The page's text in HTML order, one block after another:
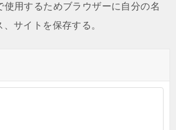
使用するためブラウザーに自分の名
サイトを保存する。